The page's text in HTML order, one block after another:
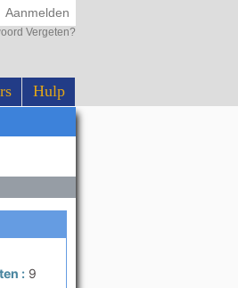
Hulp
Aanmelden
Vergeten?
:9